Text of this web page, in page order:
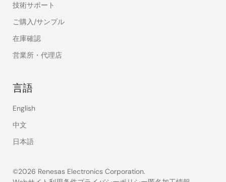
技術サポート
ご購入/サンプル
在庫確認
営業所・代理店
言語
English
中文
日本語
©2026 Renesas Electronics Corporation.